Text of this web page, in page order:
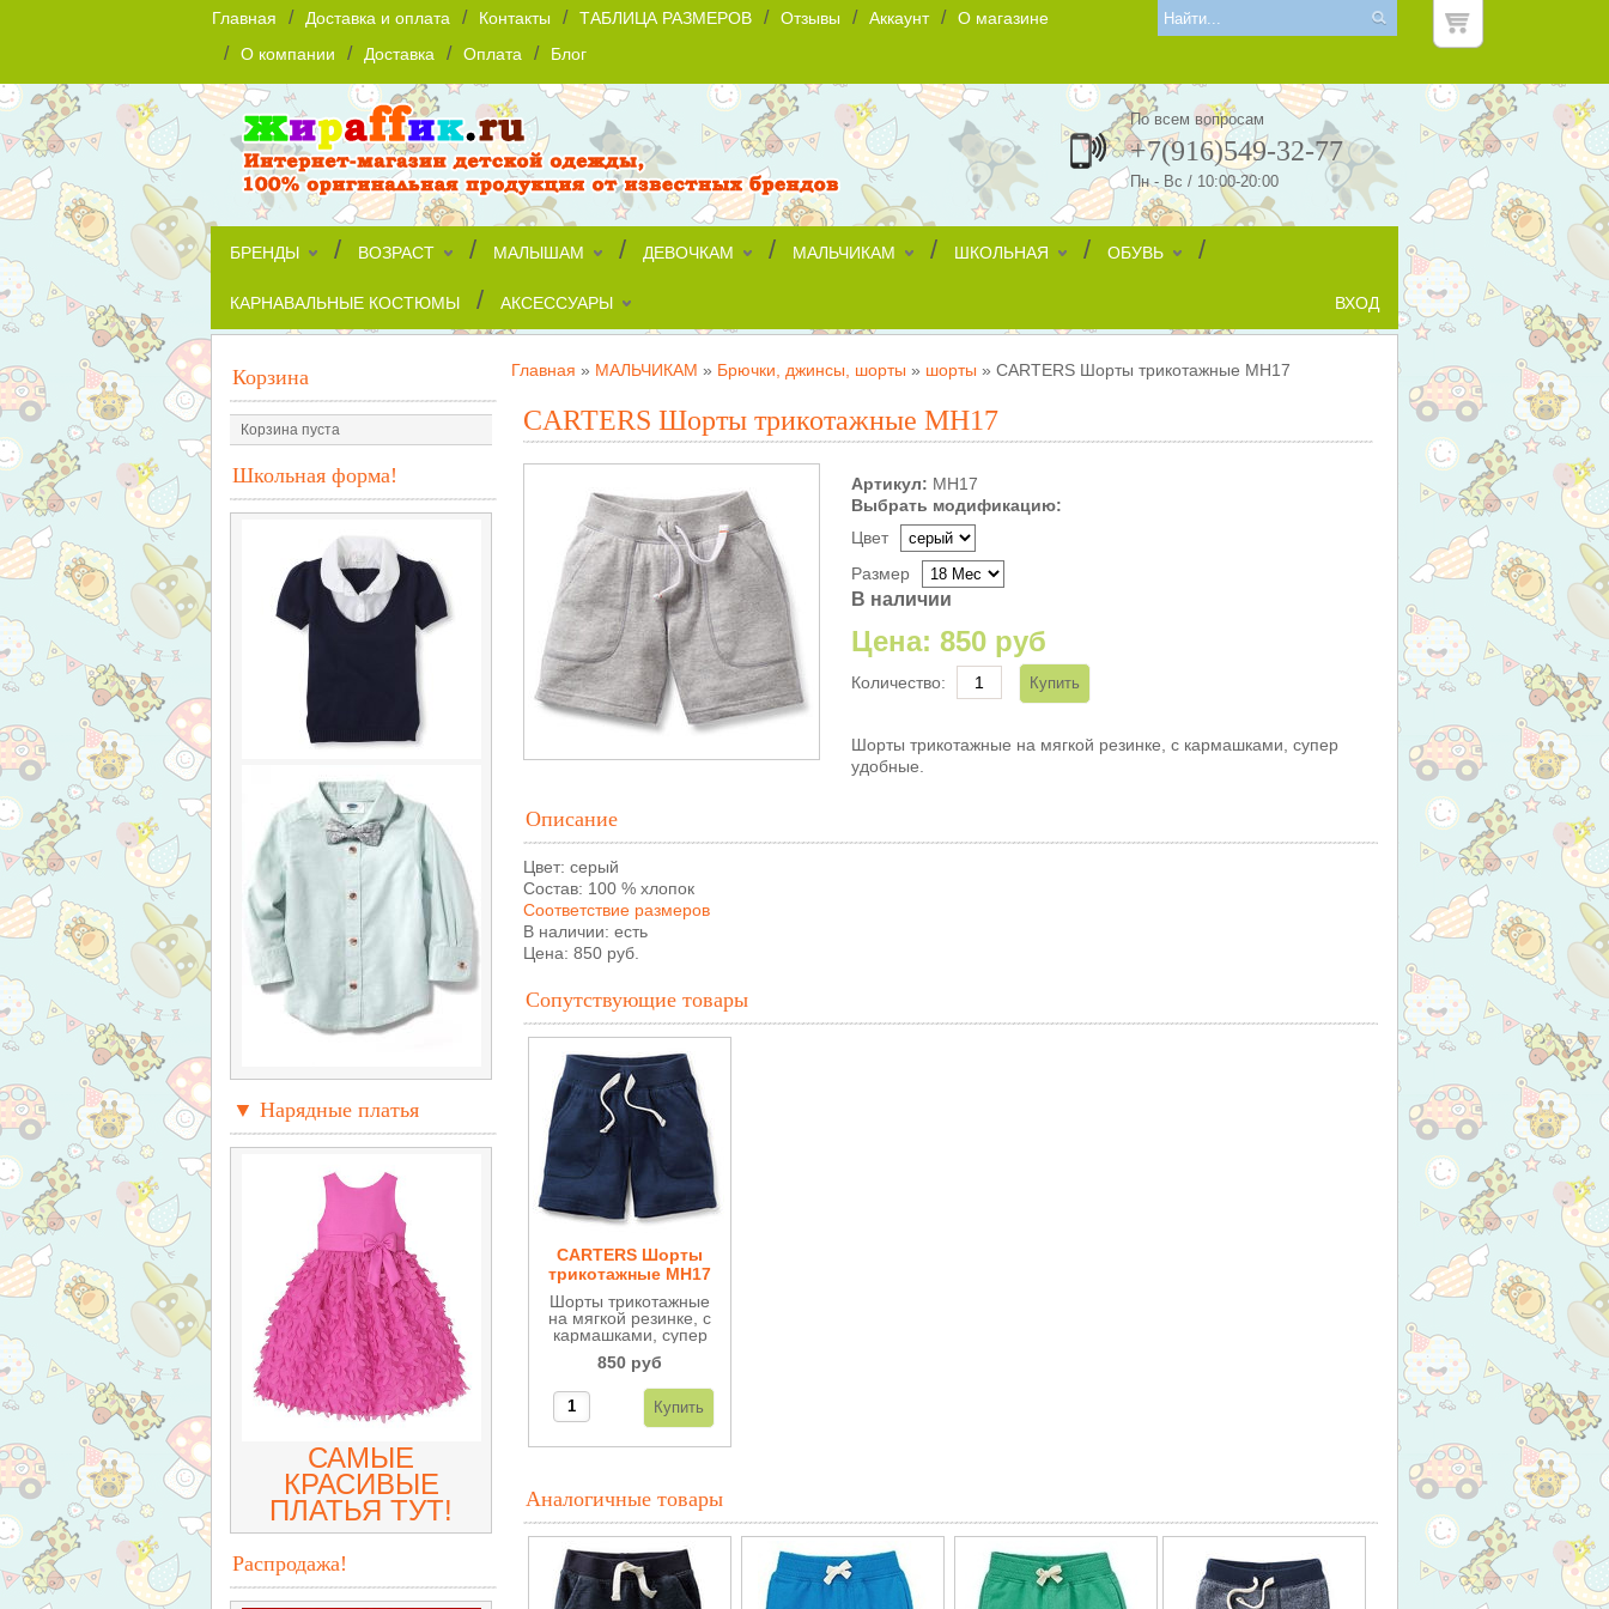
Главная / Доставка и оплата / Контакты / ТАБЛИЦА РАЗМЕРОВ / Отзывы / Аккаунт / О магазине
/ О компании / Доставка / Оплата / Блог
По всем вопросам
+7(916)549-32-77
Пн - Вс / 10:00-20:00
БРЕНДЫ / ВОЗРАСТ / МАЛЫШАМ / ДЕВОЧКАМ / МАЛЬЧИКАМ / ШКОЛЬНАЯ / ОБУВЬ /
КАРНАВАЛЬНЫЕ КОСТЮМЫ / АКСЕССУАРЫ ВХОД
Корзина
Корзина пуста
Школьная форма!
▼ Нарядные платья
САМЫЕ
КРАСИВЫЕ
ПЛАТЬЯ ТУТ!
Распродажа!
Главная » МАЛЬЧИКАМ » Брючки, джинсы, шорты » шорты » CARTERS Шорты трикотажные МН17
CARTERS Шорты трикотажные МН17
Артикул: МН17
Выбрать модификацию:
Цвет
Размер
В наличии
Цена: 850 руб
Количество:
Шорты трикотажные на мягкой резинке, с кармашками, супер
удобные.
Описание
Цвет: серый
Состав: 100 % хлопок
Соответствие размеров
В наличии: есть
Цена: 850 руб.
Сопутствующие товары
CARTERS Шорты
трикотажные МН17
Шорты трикотажные
на мягкой резинке, с
кармашками, супер
850 руб
Аналогичные товары